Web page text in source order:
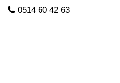
0514 60 42 63